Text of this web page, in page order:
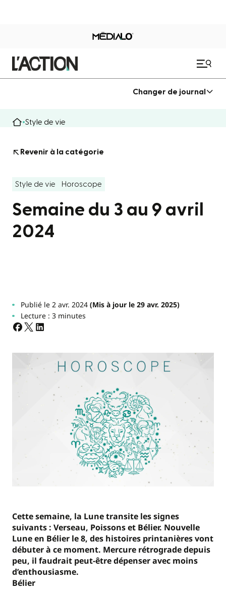
Changer de journal
Style de vie
Revenir à la catégorie
Style de vie Horoscope
Semaine du 3 au 9 avril
2024
Publié le 2 avr. 2024(Mis à jour le 29 avr. 2025)
Lecture : 3 minutes
Cette semaine, la Lune transite les signes
suivants : Verseau, Poissons et Bélier. Nouvelle
Lune en Bélier le 8, des histoires printanières vont
débuter à ce moment. Mercure rétrograde depuis
peu, il faudrait peut-être dépenser avec moins
d’enthousiasme.
Bélier